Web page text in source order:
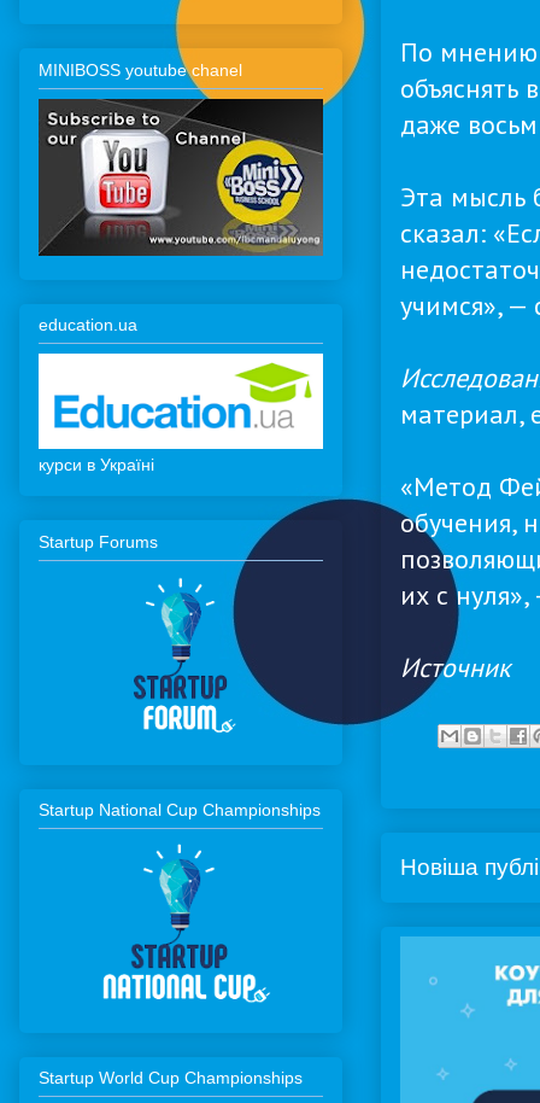
По мнению
объяснять
даже
Эта мысль
сказал:
учимся», —
материал,
«Метод
обучения,
их с
Источник
Новіша
MINIBOSS youtube chanel
education.ua
курси в Україні
Startup Forums
Startup National Cup Championships
Startup World Cup Championships